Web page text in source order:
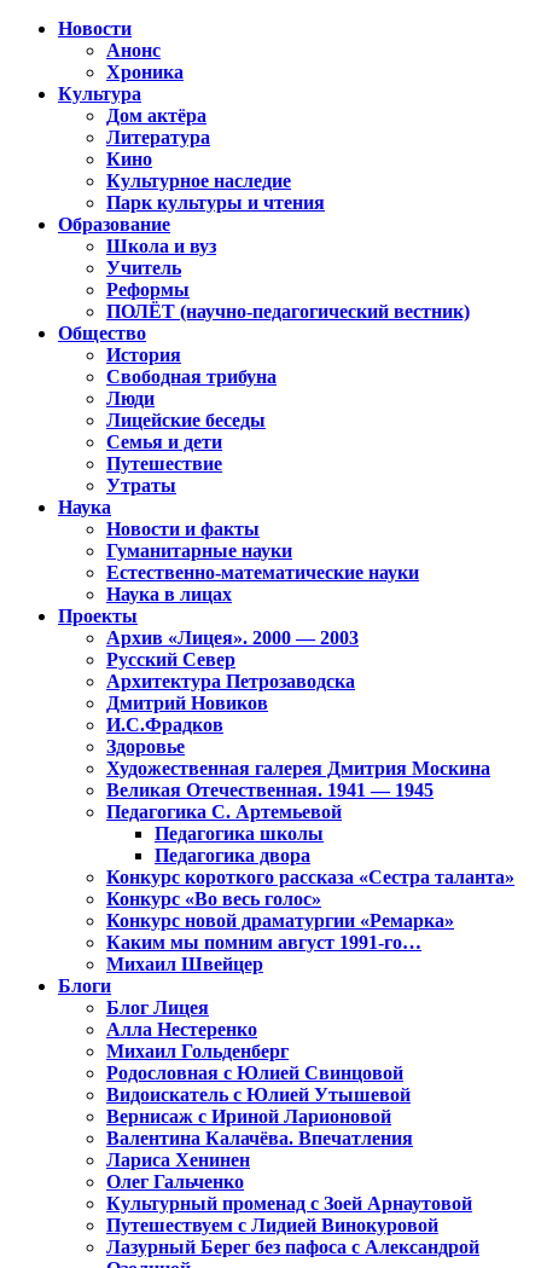
Новости
Анонс
Хроника
Культура
Дом актёра
Литература
Кино
Культурное наследие
Парк культуры и чтения
Образование
Школа и вуз
Учитель
Реформы
ПОЛЁТ (научно-педагогический вестник)
Общество
История
Свободная трибуна
Люди
Лицейские беседы
Семья и дети
Путешествие
Утраты
Наука
Новости и факты
Гуманитарные науки
Естественно-математические науки
Наука в лицах
Проекты
Архив «Лицея». 2000 — 2003
Русский Север
Архитектура Петрозаводска
Дмитрий Новиков
И.С.Фрадков
Здоровье
Художественная галерея Дмитрия Москина
Великая Отечественная. 1941 — 1945
Педагогика С. Артемьевой
Педагогика школы
Педагогика двора
Конкурс короткого рассказа «Сестра таланта»
Конкурс «Во весь голос»
Конкурс новой драматургии «Ремарка»
Каким мы помним август 1991-го…
Михаил Швейцер
Блоги
Блог Лицея
Алла Нестеренко
Михаил Гольденберг
Родословная с Юлией Свинцовой
Видоискатель с Юлией Утышевой
Вернисаж с Ириной Ларионовой
Валентина Калачёва. Впечатления
Лариса Хенинен
Олег Гальченко
Культурный променад с Зоей Арнаутовой
Путешествуем с Лидией Винокуровой
Лазурный Берег без пафоса с Александрой